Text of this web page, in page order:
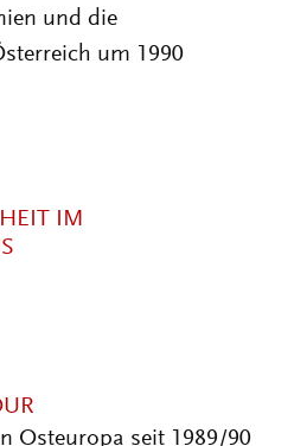
und die
um 1990
IM
Osteuropa seit 1989/90